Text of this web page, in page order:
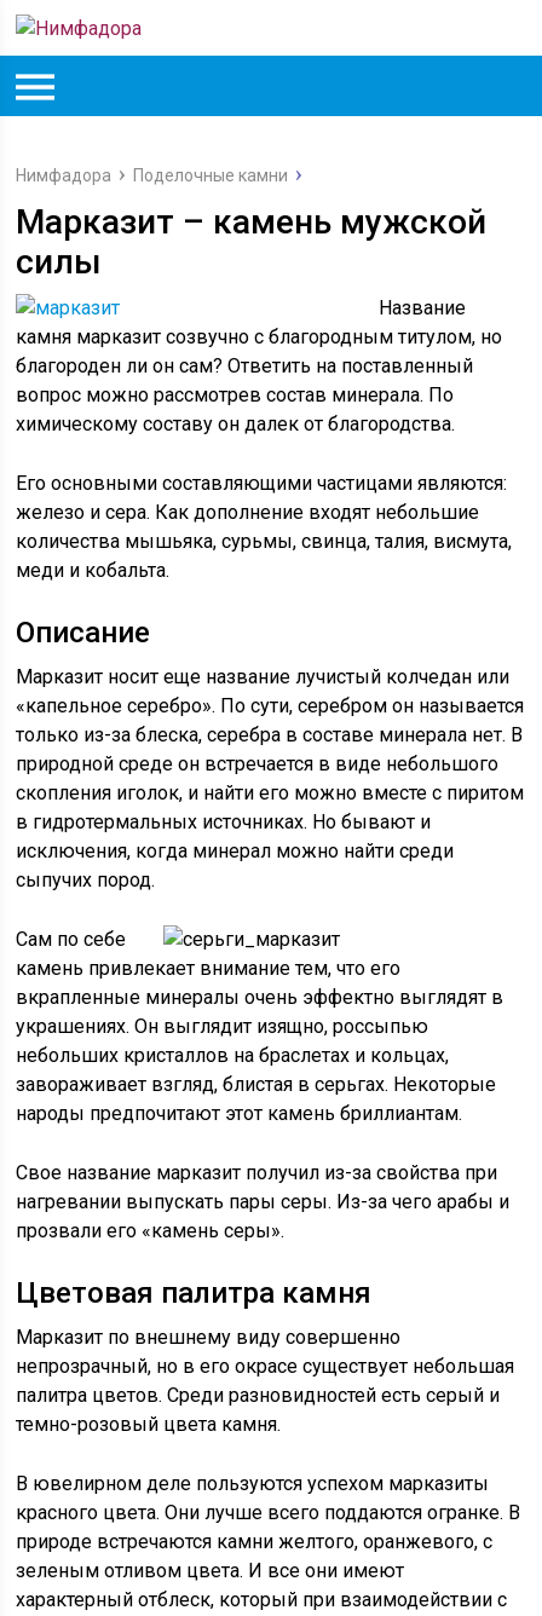
Нимфадора Поделочные камни
Марказит – камень мужской
силы
Название
камня марказит созвучно с благородным титулом, но
благороден ли он сам? Ответить на поставленный
вопрос можно рассмотрев состав минерала. По
химическому составу он далек от благородства.
Его основными составляющими частицами являются:
железо и сера. Как дополнение входят небольшие
количества мышьяка, сурьмы, свинца, талия, висмута,
меди и кобальта.
Описание
Марказит носит еще название лучистый колчедан или
«капельное серебро». По сути, серебром он называется
только из-за блеска, серебра в составе минерала нет. В
природной среде он встречается в виде небольшого
скопления иголок, и найти его можно вместе с пиритом
в гидротермальных источниках. Но бывают и
исключения, когда минерал можно найти среди
сыпучих пород.
Сам по себе
камень привлекает внимание тем, что его
вкрапленные минералы очень эффектно выглядят в
украшениях. Он выглядит изящно, россыпью
небольших кристаллов на браслетах и кольцах,
завораживает взгляд, блистая в серьгах. Некоторые
народы предпочитают этот камень бриллиантам.
Свое название марказит получил из-за свойства при
нагревании выпускать пары серы. Из-за чего арабы и
прозвали его «камень серы».
Цветовая палитра камня
Марказит по внешнему виду совершенно
непрозрачный, но в его окрасе существует небольшая
палитра цветов. Среди разновидностей есть серый и
темно-розовый цвета камня.
В ювелирном деле пользуются успехом марказиты
красного цвета. Они лучше всего поддаются огранке. В
природе встречаются камни желтого, оранжевого, с
зеленым отливом цвета. И все они имеют
характерный отблеск, который при взаимодействии с